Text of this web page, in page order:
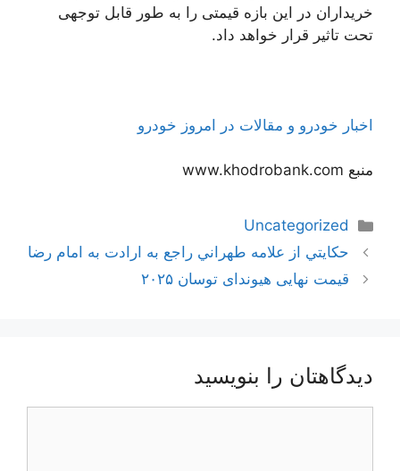
خریداران در این بازه قیمتی را به طور قابل توجهی
تحت تاثیر قرار خواهد داد.
اخبار خودرو و مقالات در امروز خودرو
منبع www.khodrobank.com
دسته‌ها
Uncategorized
ناوبری
نوشته‌ها
حكايتي از علامه طهراني راجع به ارادت به امام رضا
قیمت نهایی هیوندای توسان ۲۰۲۵
دیدگاهتان را بنویسید